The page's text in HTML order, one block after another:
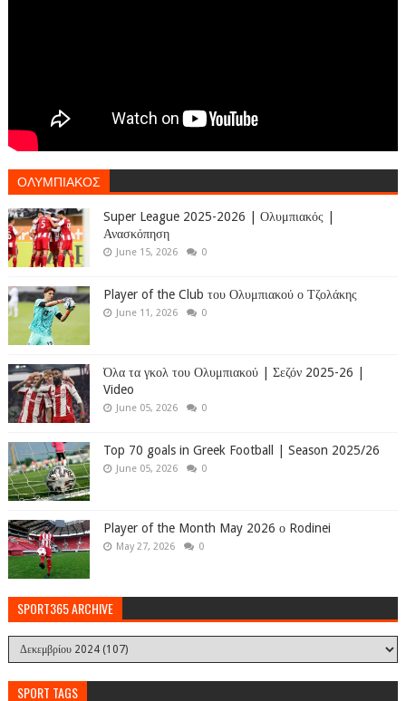
ΟΛΥΜΠΙΑΚΟΣ
Super League 2025-2026 | Ολυμπιακός |
Ανασκόπηση
June 15, 2026 0
Player of the Club του Ολυμπιακού ο Τζολάκης
June 11, 2026 0
Όλα τα γκολ του Ολυμπιακού | Σεζόν 2025-26 |
Video
June 05, 2026 0
Top 70 goals in Greek Football | Season 2025/26
June 05, 2026 0
Player of the Month May 2026 ο Rodinei
May 27, 2026 0
SPORT365 ARCHIVE
SPORT TAGS